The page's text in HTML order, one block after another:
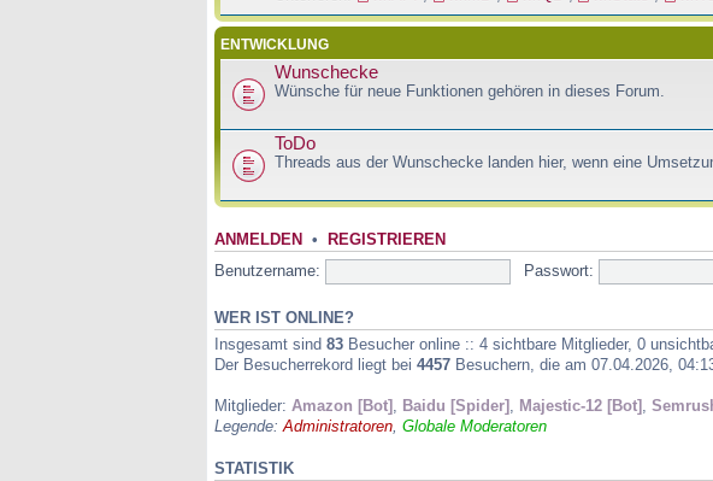
ENTWICKLUNG
Wunschecke
Wünsche für neue Funktionen gehören in dieses Forum.
ToDo
Threads aus der Wunschecke landen hier, wenn eine
ANMELDEN • REGISTRIEREN
Benutzername: Passwort:
WER IST ONLINE?
Insgesamt sind 83 Besucher online :: 4 sichtbare Mitglieder, 0
Der Besucherrekord liegt bei 4457 Besuchern, die am 07.04.2026,
Mitglieder: Amazon [Bot] Baidu [Spider] Majestic-12 [Bot]
Legende: Administratoren Globale Moderatoren
STATISTIK